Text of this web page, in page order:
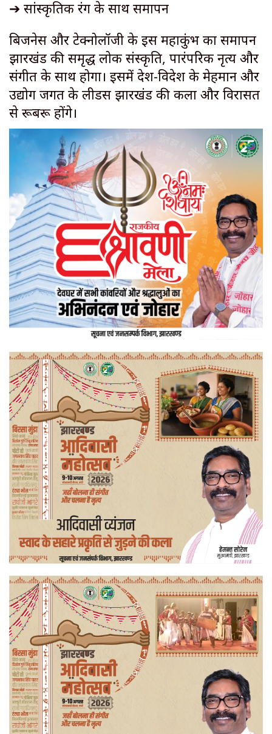
➔ सांस्कृतिक रंग के साथ समापन
बिजनेस और टेक्नोलॉजी के इस महाकुंभ का समापन
झारखंड की समृद्ध लोक संस्कृति, पारंपरिक नृत्य और
संगीत के साथ होगा। इसमें देश-विदेश के मेहमान और
उद्योग जगत के लीडर्स झारखंड की कला और विरासत
से रूबरू होंगे।